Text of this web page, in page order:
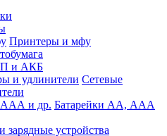
Принтеры и мфу
и АКБ
Сетевые
Батарейки АА, ААА